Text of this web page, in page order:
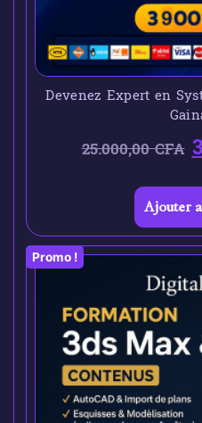
Devenez Expert en
25.000,00CFA
Ajouter
Promo !